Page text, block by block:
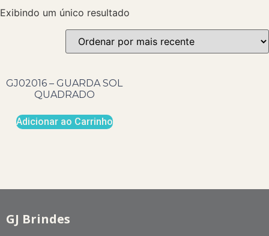
Exibindo um único resultado
GJ02016 – GUARDA SOL
QUADRADO
Adicionar ao Carrinho
GJ Brindes